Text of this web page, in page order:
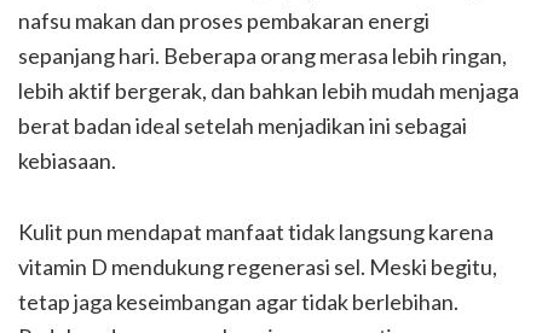
nafsu makan dan proses pembakaran energi
sepanjang hari. Beberapa orang merasa lebih ringan,
lebih aktif bergerak, dan bahkan lebih mudah menjaga
berat badan ideal setelah menjadikan ini sebagai
kebiasaan.
Kulit pun mendapat manfaat tidak langsung karena
vitamin D mendukung regenerasi sel. Meski begitu,
tetap jaga keseimbangan agar tidak berlebihan.